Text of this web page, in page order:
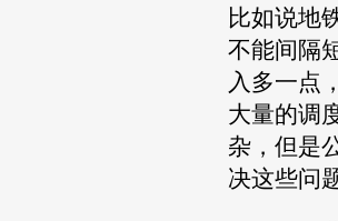
比如说地
不能间隔
入多一点
大量的调
杂，但是
决这些问